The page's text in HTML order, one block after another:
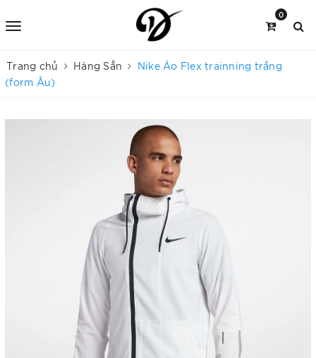
0
Trang chủ Hàng Sẵn
Nike Áo Flex trainning trắng
(form Âu)